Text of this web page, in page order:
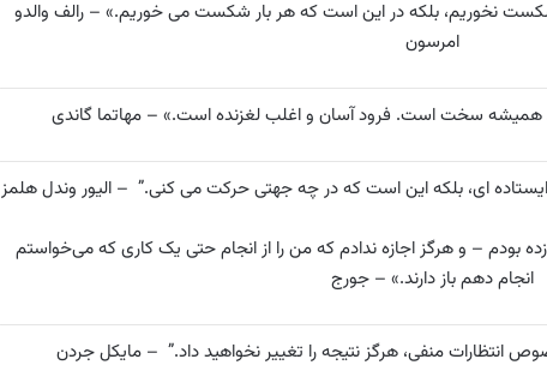
نخوریم، بلکه در این است که هر بار شکست می خوریم.» – رالف والدو
امرسون
سخت است. فرود آسان و اغلب لغزنده است.» – مهاتما گاندی
ای، بلکه این است که در چه جهتی حرکت می کنی.” – الیور وندل هلمز
بودم – و هرگز اجازه ندادم که من را از انجام حتی یک کاری که می‌خواستم
انجام دهم باز دارند.» – جورج
انتظارات منفی، هرگز نتیجه را تغییر نخواهید داد.” – مایکل جردن